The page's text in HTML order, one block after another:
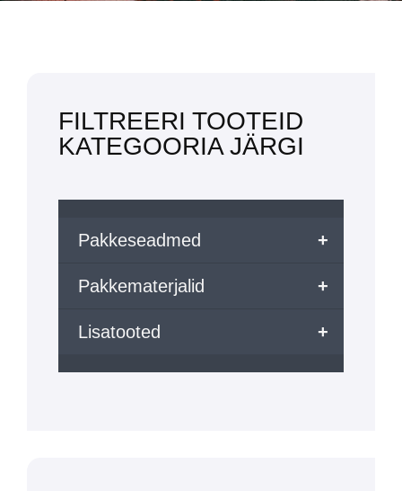
FILTREERI TOOTEID
KATEGOORIA JÄRGI
+
Pakkeseadmed
+
Pakkematerjalid
+
Lisatooted